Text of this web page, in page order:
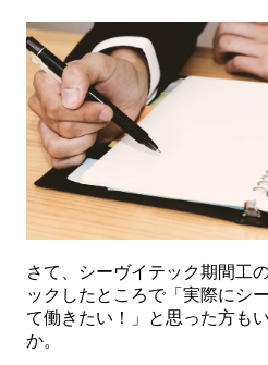
さて、シーヴイテック期間工
ックしたところで「実際にシ
て働きたい！」と思った方も
か。